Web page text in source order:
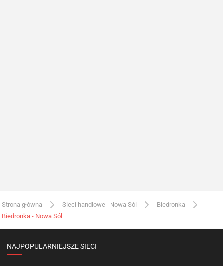
Strona główna Sieci handlowe - Nowa Sól
Biedronka
Biedronka - Nowa Sól
NAJPOPULARNIEJSZE SIECI